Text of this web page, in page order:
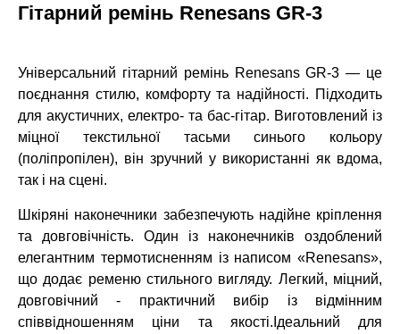
Гітарний ремінь Renesans GR-3
Універсальний гітарний ремінь Renesans GR-3 — це
поєднання стилю, комфорту та надійності. Підходить
для акустичних, електро- та бас-гітар. Виготовлений із
міцної текстильної тасьми синього кольору
(поліпропілен), він зручний у використанні як вдома,
так і на сцені.
Шкіряні наконечники забезпечують надійне кріплення
та довговічність. Один із наконечників оздоблений
елегантним термотисненням із написом «Renesans»,
що додає ременю стильного вигляду. Легкий, міцний,
довговічний - практичний вибір із відмінним
співвідношенням ціни та якості. Ідеальний для